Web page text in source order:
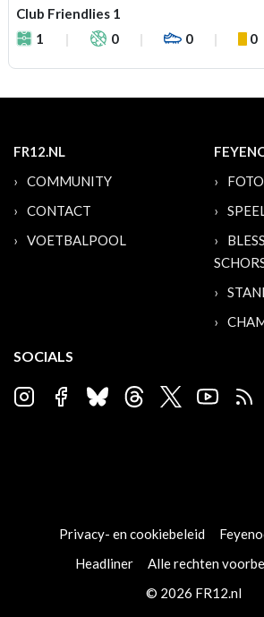
Club Friendlies 1
1
0 0 0
FR12.NL
COMMUNITY
CONTACT
VOETBALPOOL
SOCIALS
Privacy- en cookiebeleid
Headliner
Alle rechten
© 2026 FR12.nl